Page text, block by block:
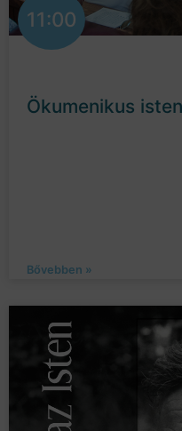
11:00
Ökumenikus
Bővebben »